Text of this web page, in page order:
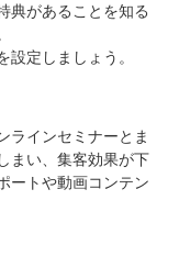
典があることを知る
定しましょう。
ラインセミナーとま
まい、集客効果が下
ートや動画コンテン